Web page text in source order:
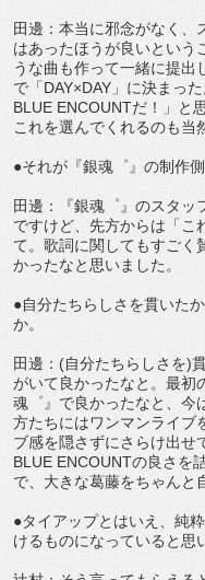
田邊：本当に邪念がなく、
はあったほうが良いという
うな曲も作って一緒に提出
で「DAY×DAY」に決まっ
BLUE ENCOUNTだ！」と
これを選んでくれるのも当
●それが『銀魂゜』の制作
田邊：『銀魂゜』のスタッ
ですけど、先方からは「こ
て。歌詞に関してもすごく
かったなと思いました。
●自分たちらしさを貫いた
か。
田邊：(自分たちらしさを)
がいて良かったなと。最初
魂゜』で良かったなと、今
方たちにはワンマンライブ
ブ感を隠さずにさらけ出せ
BLUE ENCOUNTの良さを
で、大きな葛藤をちゃんと
●タイアップとはいえ、純
けるものになっていると思